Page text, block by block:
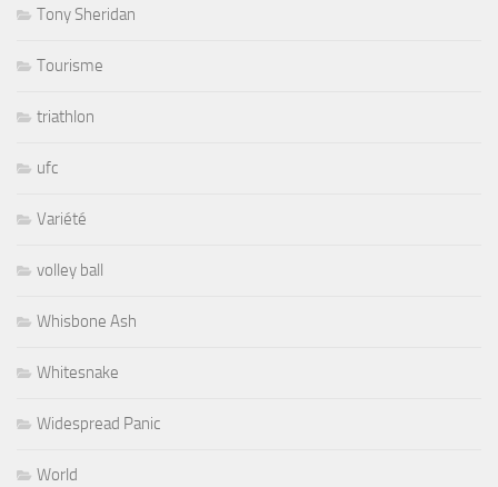
Tony Sheridan
Tourisme
triathlon
ufc
Variété
volley ball
Whisbone Ash
Whitesnake
Widespread Panic
World